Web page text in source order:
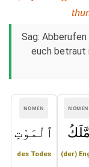
Sag:
euch betraut
NOMEN
مَّلَكُ
(der)
NOMEN
ٱلْمَوْتِ
des Todes